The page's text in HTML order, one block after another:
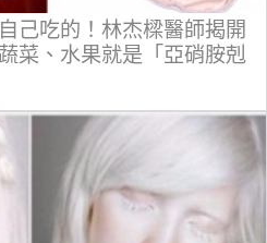
己吃的！林杰樑醫師揭開
菜、水果就是「亞硝胺剋